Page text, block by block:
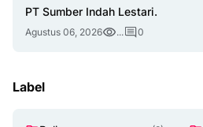
PT Sumber Indah Lestari.
Agustus 06, 2026 ... 0
Label